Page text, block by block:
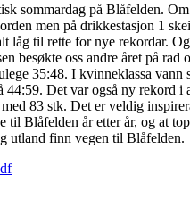
sommardag på Blåfelden.
men på drikkestasjon 1
låg til rette for nye rekordar.
besøkte oss andre året på rad
35:48. I kvinneklassa vann
44:59. Det var også ny rekord i
83 stk. Det er veldig
til Blåfelden år etter år, og at
utland finn vegen til Blåfelden.